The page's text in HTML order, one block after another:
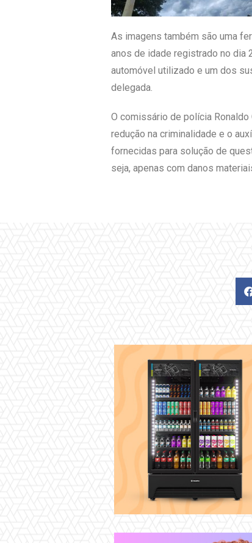
As imagens também são uma
anos de idade registrado no dia
automóvel utilizado e um dos
delegada.
O comissário de polícia Ronaldo
redução na criminalidade e o
fornecidas para solução de
seja, apenas com danos